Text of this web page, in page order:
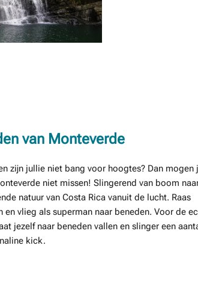
van Monteverde
zijn jullie niet bang voor hoogtes? Dan mogen
niet missen! Slingerend van boom
natuur van Costa Rica vanuit de lucht. Raas
vlieg als superman naar beneden. Voor de
jezelf naar beneden vallen en slinger een
kick.